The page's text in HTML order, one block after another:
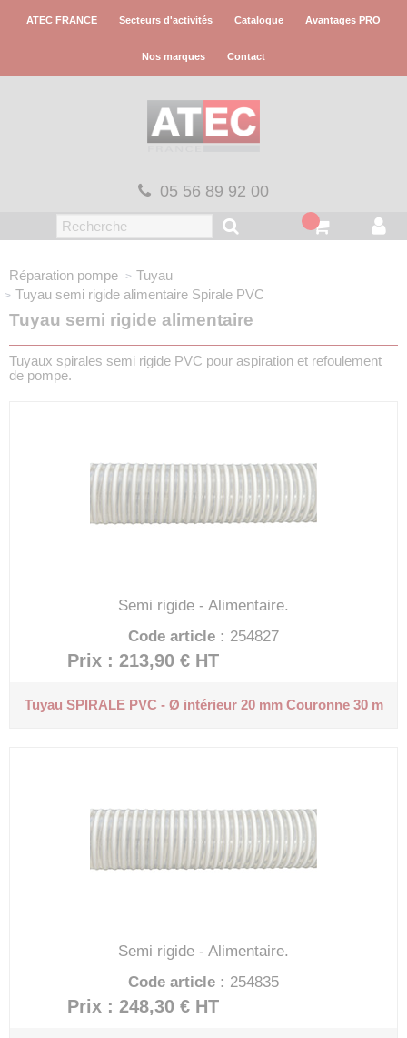
ATEC FRANCE Secteurs d'activités Catalogue Avantages PRO
Nos marques Contact
05 56 89 92 00
Réparation pompe
Tuyau
Tuyau semi rigide alimentaire Spirale PVC
Tuyau semi rigide alimentaire
Tuyaux spirales semi rigide PVC pour aspiration et refoulement
de pompe.
Semi rigide - Alimentaire.
Code article : 254827
Prix : 213,90 € HT
Tuyau SPIRALE PVC - Ø intérieur 20 mmCouronne 30 m
Semi rigide - Alimentaire.
Code article : 254835
Prix : 248,30 € HT